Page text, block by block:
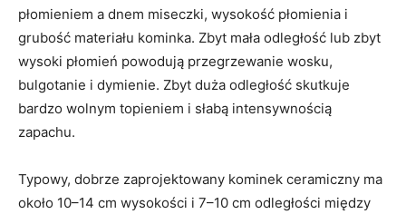
płomieniem a dnem miseczki, wysokość płomienia i
grubość materiału kominka. Zbyt mała odległość lub zbyt
wysoki płomień powodują przegrzewanie wosku,
bulgotanie i dymienie. Zbyt duża odległość skutkuje
bardzo wolnym topieniem i słabą intensywnością
zapachu.
Typowy, dobrze zaprojektowany kominek ceramiczny ma
około 10–14 cm wysokości i 7–10 cm odległości między